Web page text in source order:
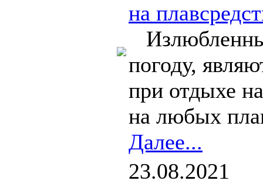
на
погоду,
при отдыхе
на любых
Далее...
23.08.2021